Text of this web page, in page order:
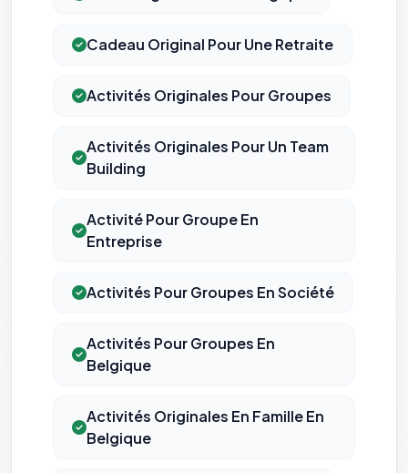
Cadeau Original Pour Une Retraite
Activités Originales Pour Groupes
Activités Originales Pour Un Team
Building
Activité Pour Groupe En
Entreprise
Activités Pour Groupes En Société
Activités Pour Groupes En
Belgique
Activités Originales En Famille En
Belgique